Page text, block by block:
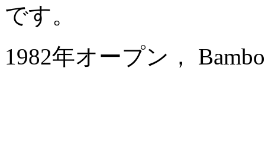
です。
1982年オープン，